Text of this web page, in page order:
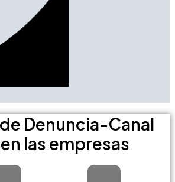
Denuncia-Canal
las empresas